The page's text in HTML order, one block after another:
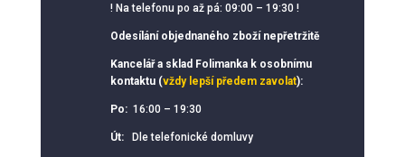
! Na telefonu po až pá: 09:00 – 19:30 !
Odesílání objednaného zboží nepřetržitě
Kancelář a sklad Folimanka k osobnímu
kontaktu (vždy lepší předem zavolat):
Po: 16:00 – 19:30
Út:Dle telefonické domluvy